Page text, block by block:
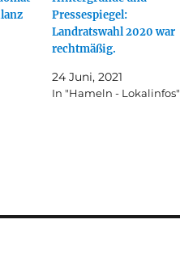
Pressespiegel:
Landratswahl 2020 war
rechtmäßig.
24 Juni, 2021
In "Hameln - Lokalinfos"